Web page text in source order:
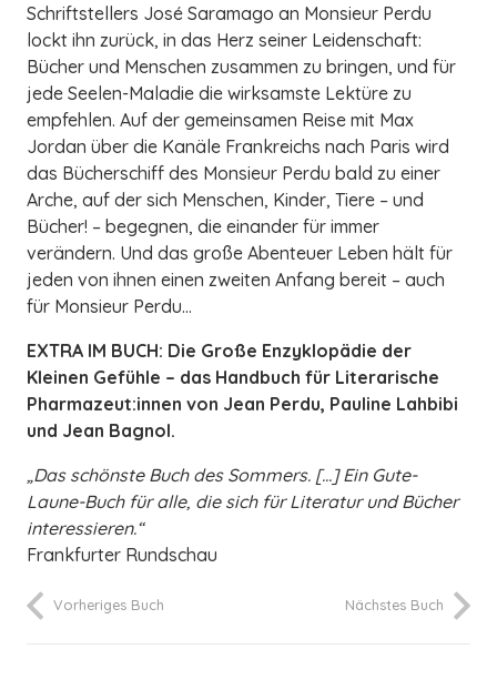
Schriftstellers José Saramago an Monsieur Perdu
lockt ihn zurück, in das Herz seiner Leidenschaft:
Bücher und Menschen zusammen zu bringen, und für
jede Seelen-Maladie die wirksamste Lektüre zu
empfehlen. Auf der gemeinsamen Reise mit Max
Jordan über die Kanäle Frankreichs nach Paris wird
das Bücherschiff des Monsieur Perdu bald zu einer
Arche, auf der sich Menschen, Kinder, Tiere – und
Bücher! – begegnen, die einander für immer
verändern. Und das große Abenteuer Leben hält für
jeden von ihnen einen zweiten Anfang bereit – auch
für Monsieur Perdu…
EXTRA IM BUCH: Die Große Enzyklopädie der
Kleinen Gefühle – das Handbuch für Literarische
Pharmazeut:innen von Jean Perdu, Pauline Lahbibi
und Jean Bagnol.
„Das schönste Buch des Sommers. […] Ein Gute-
Laune-Buch für alle, die sich für Literatur und Bücher
interessieren.“
Frankfurter Rundschau
Vorheriges Buch Nächstes Buch